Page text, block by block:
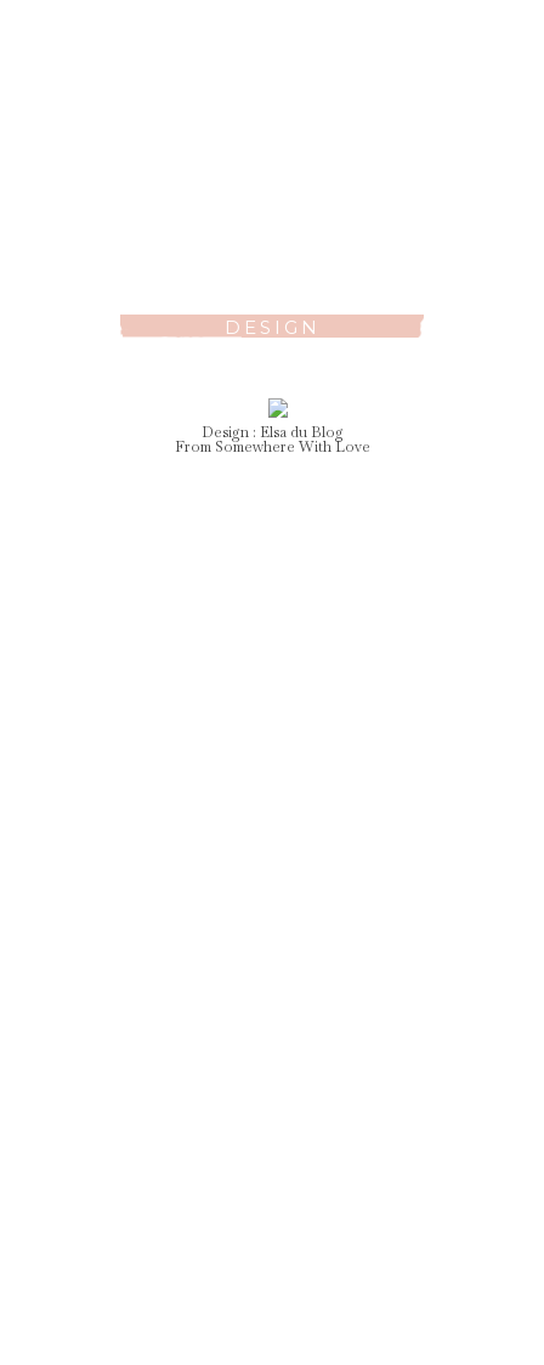
DESIGN
Design : Elsadu Blog
From Somewhere With Love